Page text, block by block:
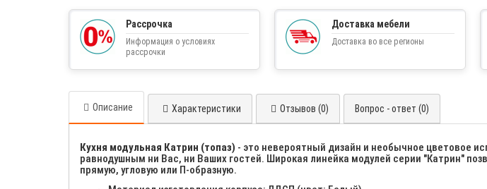
Рассрочка
Информация о условиях
рассрочки
Доставка мебели
Доставка во все регионы
Описание Характеристики Отзывов (0) Вопрос - ответ (0)
Кухня модульная Катрин (топаз) - это невероятный дизайн и необычное цветовое
равнодушным ни Вас, ни Ваших гостей. Широкая линейка модулей серии "Катрин"
прямую, угловую или П-образную.